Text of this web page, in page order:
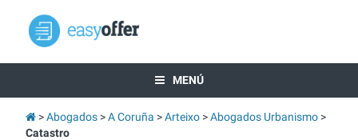
MENÚ
Abogados A Coruña Arteixo
Abogados Urbanismo
Catastro